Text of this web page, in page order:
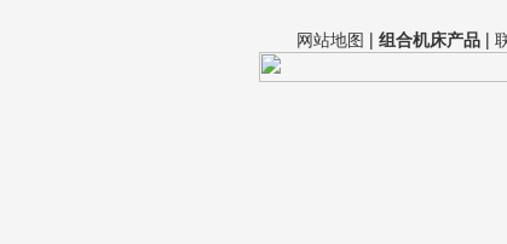
网站地图 | 组合机床产品 |